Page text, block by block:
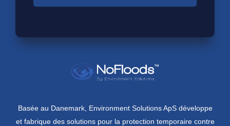
Basée au Danemark, Environment Solutions ApS développe
et fabrique des solutions pour la protection temporaire contre